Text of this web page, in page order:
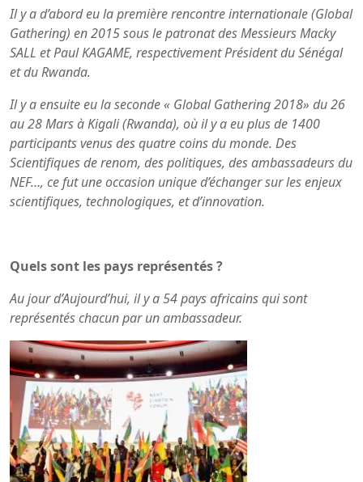
Il y a d’abord eu la première rencontre internationale (Global
Gathering) en 2015 sous le patronat des Messieurs Macky
SALL et Paul KAGAME, respectivement Président du Sénégal
et du Rwanda.
Il y a ensuite eu la seconde « Global Gathering 2018» du 26
au 28 Mars à Kigali (Rwanda), où il y a eu plus de 1400
participants venus des quatre coins du monde. Des
Scientifiques de renom, des politiques, des ambassadeurs du
NEF…, ce fut une occasion unique d’échanger sur les enjeux
scientifiques, technologiques, et d’innovation.
Quels sont les pays représentés ?
Au jour d’Aujourd’hui, il y a 54 pays africains qui sont
représentés chacun par un ambassadeur.